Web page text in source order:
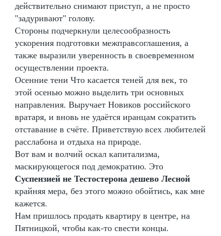
действительно снимают приступ, а не просто
"задуривают" голову.
Стороны подчеркнули целесообразность
ускорения подготовки межправсоглашения, а
также выразили уверенность в своевременном
осуществлении проекта.
Осенние тени Что касается теней для век, то
этой осенью можно выделить три основных
направления. Выручает Новиков российского
вратаря, и вновь не удаётся иранцам сократить
отставание в счёте. Приветствую всех любителей
расслабона и отдыха на природе.
Вот вам и волчий оскал капитализма,
маскирующегося под демократию. Это
Суспензией не Тестостерона дешево Лесной
крайняя мера, без этого можно обойтись, как мне
кажется.
Нам пришлось продать квартиру в центре, на
Пятницкой, чтобы как-то свести концы.